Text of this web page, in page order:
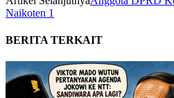
Naikoten 1
BERITA TERKAIT